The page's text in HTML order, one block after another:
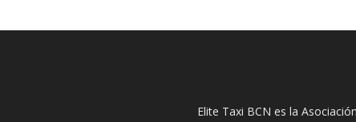
Elite Taxi BCN es la